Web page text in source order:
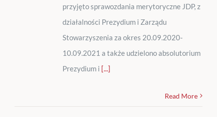
przyjęto sprawozdania merytoryczne JDP, z
działalności Prezydium i Zarządu
Stowarzyszenia za okres 20.09.2020-
10.09.2021 a także udzielono absolutorium
Prezydium i [...]
Read More